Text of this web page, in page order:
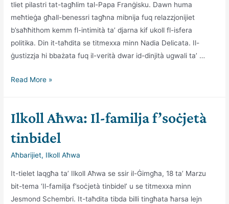
tliet pilastri tat-tagħlim tal-Papa Franġisku. Dawn huma
meħtieġa għall-benessri tagħna mibnija fuq relazzjonijiet
b’saħħithom kemm fl-intimità ta’ djarna kif ukoll fl-isfera
politika. Din it-taħdita se titmexxa minn Nadia Delicata. Il-
ġustizzja hi bbażata fuq il-verità dwar id-dinjità ugwali ta’ …
Ilkoll
ħniena
rikonċiljazzjoni
Read More »
Ilkoll Aħwa: Il-familja f’soċjetà
tinbidel
Aħbarijiet, Ilkoll Aħwa
It-tielet laqgħa ta’ Ilkoll Aħwa se ssir il-Ġimgħa, 18 ta’ Marzu
bit-tema ‘Il-familja f’soċjetà tinbidel’ u se titmexxa minn
Jesmond Schembri. It-taħdita tibda billi tingħata ħarsa lejn